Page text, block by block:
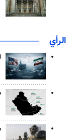
الرأي